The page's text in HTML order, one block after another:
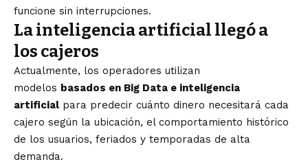
funcione sin interrupciones.
La inteligencia artificial llegó a
los cajeros
Actualmente, los operadores utilizan
modelos basados en Big Data e inteligencia
artificial para predecir cuánto dinero necesitará cada
cajero según la ubicación, el comportamiento histórico
de los usuarios, feriados y temporadas de alta
demanda.